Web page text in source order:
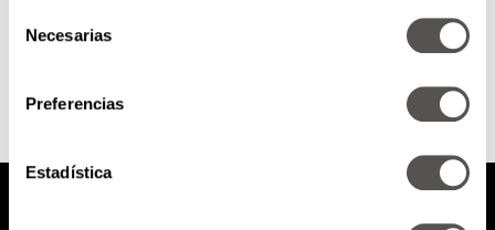
Necesarias
Preferencias
Estadística